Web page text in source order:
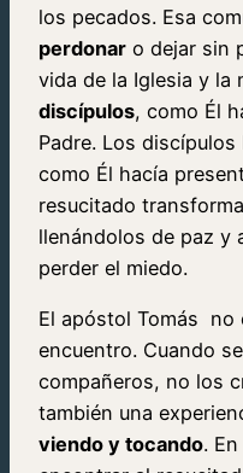
los pecados. Esa
perdonar o dejar sin
vida de la Iglesia y la
discípulos, como Él
Padre. Los
como Él hacía
resucitado
llenándolos de paz y
perder el miedo.
El apóstol Tomás no
encuentro. Cuando
compañeros, no los
también una
viendo y tocando.